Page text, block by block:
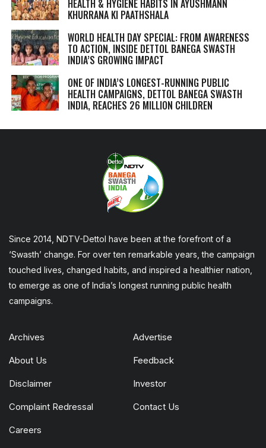
HEALTH & HYGIENE HABITS IN AYUSHMANN
KHURRANA KI PAATHSHALA
WORLD HEALTH DAY SPECIAL: FROM AWARENESS
TO ACTION, INSIDE DETTOL BANEGA SWASTH
INDIA’S GROWING IMPACT
ONE OF INDIA’S LONGEST-RUNNING PUBLIC
HEALTH CAMPAIGNS, DETTOL BANEGA SWASTH
INDIA, REACHES 26 MILLION CHILDREN
Since 2014, NDTV-Dettol have been at the forefront of a
‘Swasth’ change. For over ten remarkable years, the campaign
touched lives, changed habits, and inspired a healthier nation,
to emerge as one of India’s longest running public health
campaigns.
Archives Advertise
About Us Feedback
Disclaimer Investor
Complaint Redressal Contact Us
Careers